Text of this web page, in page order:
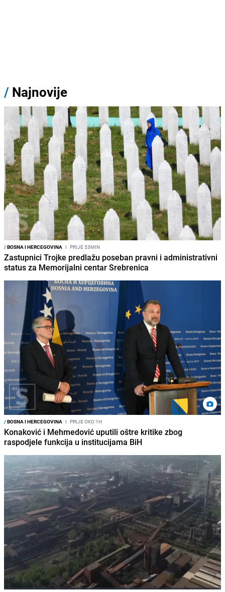
/ Najnovije
/BOSNA I HERCEGOVINA I PRIJE 53MIN
Zastupnici Trojke predlažu poseban pravni i administrativni
status za Memorijalni centar Srebrenica
/BOSNA I HERCEGOVINA I PRIJE OKO 1H
Konaković i Mehmedović uputili oštre kritike zbog
raspodjele funkcija u institucijama BiH